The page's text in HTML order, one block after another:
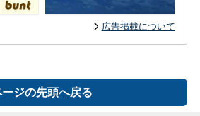
広告掲載について
ジの先頭へ戻る